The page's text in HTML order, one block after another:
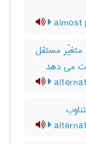
almost
متغیّر مستقل
می دهد